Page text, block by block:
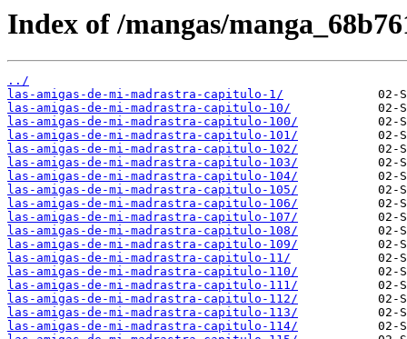
Index of /mangas/
../
las-amigas-de-mi-madrastra-capitulo-1/
las-amigas-de-mi-madrastra-capitulo-10/
las-amigas-de-mi-madrastra-capitulo-100/
las-amigas-de-mi-madrastra-capitulo-101/
las-amigas-de-mi-madrastra-capitulo-102/
las-amigas-de-mi-madrastra-capitulo-103/
las-amigas-de-mi-madrastra-capitulo-104/
las-amigas-de-mi-madrastra-capitulo-105/
las-amigas-de-mi-madrastra-capitulo-106/
las-amigas-de-mi-madrastra-capitulo-107/
las-amigas-de-mi-madrastra-capitulo-108/
las-amigas-de-mi-madrastra-capitulo-109/
las-amigas-de-mi-madrastra-capitulo-11/
las-amigas-de-mi-madrastra-capitulo-110/
las-amigas-de-mi-madrastra-capitulo-111/
las-amigas-de-mi-madrastra-capitulo-112/
las-amigas-de-mi-madrastra-capitulo-113/
las-amigas-de-mi-madrastra-capitulo-114/